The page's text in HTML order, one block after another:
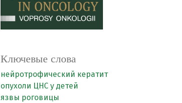
Ключевые слова
нейротрофический кератит
опухоли ЦНС у детей
язвы роговицы